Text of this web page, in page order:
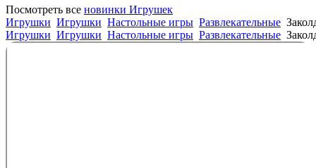
Посмотреть все новинки Игрушек
Игрушки Игрушки Настольные игры Развлекательные
Игрушки Игрушки Настольные игры Развлекательные